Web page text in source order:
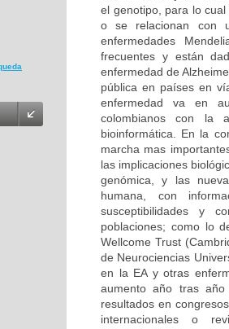
el genotipo, para lo
o se relacionan con
enfermedades
frecuentes y están
enfermedad de
pública en países en
enfermedad va en
colombianos con la
bioinformática. En la
marcha mas
las implicaciones
genómica, y las
humana, con
susceptibilidades y
poblaciones; como lo
Wellcome Trust
de Neurociencias
en la EA y otras
aumento año tras año
resultados en
internacionales o